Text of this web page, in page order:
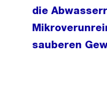
die
sauberen